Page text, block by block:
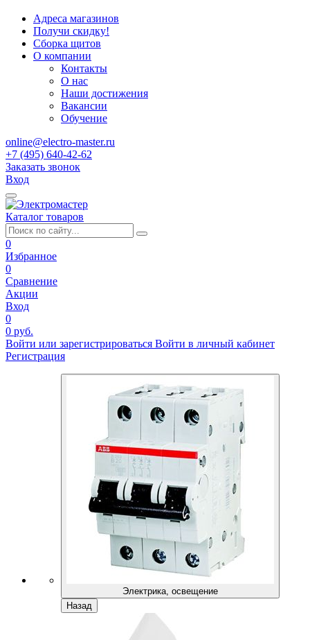
Адреса магазинов
Получи скидку!
Сборка щитов
О компании
Контакты
О нас
Наши достижения
Вакансии
Обучение
online@electro-master.ru
+7 (495) 640-42-62
Заказать звонок
Вход
Каталог товаров
0
Избранное
0
Сравнение
Акции
Вход
0
0 руб.
Войти или зарегистрироваться Войти в личный кабинет
Регистрация
Электрика, освещение
Назад